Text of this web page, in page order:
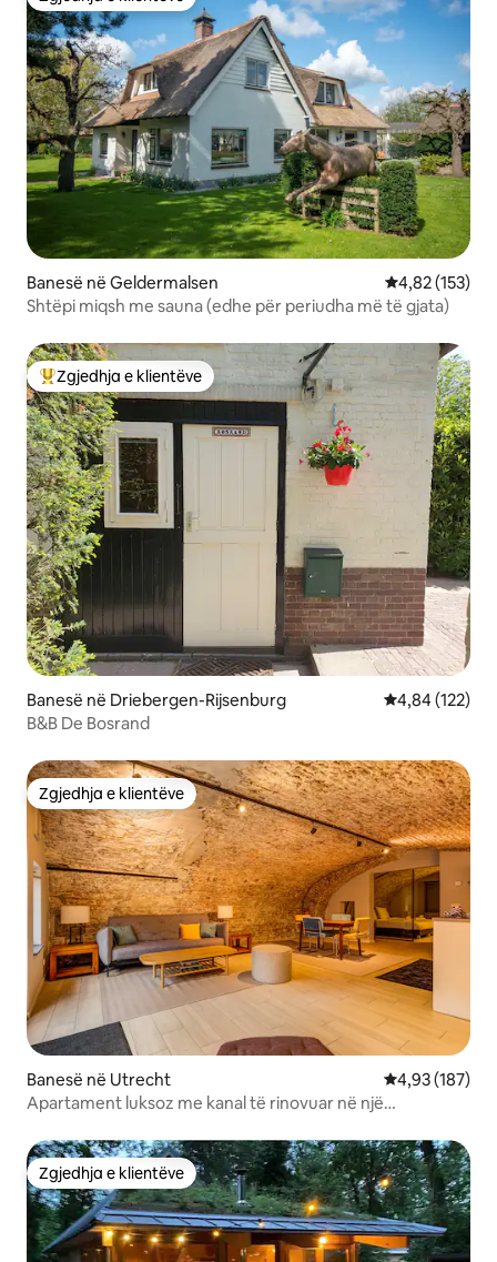
Zgjedhja e klientëve
Banesë në Geldermalsen Vlerësimi
4,82 (153)
Shtëpi miqsh me sauna (edhe për periudha më të gjata)
Më të mirat e zgjedhjeve të klientëve
Zgjedhja e klientëve
Banesë në Driebergen-Rijsenburg Vlerësimi
4,84 (122)
B&B De Bosrand
Zgjedhja e klientëve
Zgjedhja e klientëve
Banesë në Utrecht Vlerësimi
4,93 (187)
Apartament luksoz me kanal të rinovuar në një
Zgjedhja e klientëve
Zgjedhja e klientëve